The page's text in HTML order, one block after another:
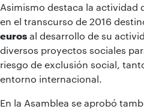
Asimismo destaca la actividad
en el transcurso de 2016
euros al desarrollo de su
diversos proyectos sociales
riesgo de exclusión social,
entorno internacional.
En la Asamblea se aprobó